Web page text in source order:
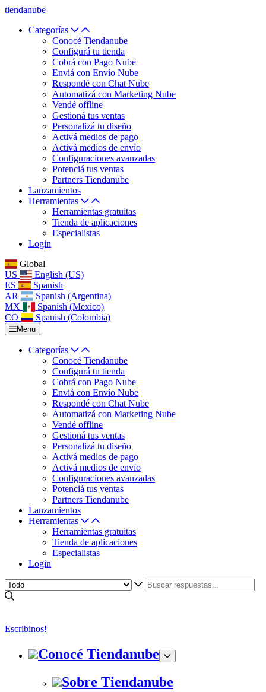
tiendanube
Categorías
Conocé Tiendanube
Configurá tu tienda
Cobrá con Pago Nube
Enviá con Envío Nube
Respondé con Chat Nube
Automatizá con Marketing Nube
Vendé offline
Gestioná tus ventas
Personalizá tu diseño
Activá medios de pago
Activá medios de envío
Configuraciones avanzadas
Potenciá tus ventas
Partners Tiendanube
Lanzamientos
Herramientas
Herramientas gratuitas
Tienda de aplicaciones
Especialistas
Login
Global
US
English (US)
ES
Spanish
AR
Spanish (Argentina)
MX
Spanish (Mexico)
CO
Spanish (Colombia)
Menu
Categorías
Conocé Tiendanube
Configurá tu tienda
Cobrá con Pago Nube
Enviá con Envío Nube
Respondé con Chat Nube
Automatizá con Marketing Nube
Vendé offline
Gestioná tus ventas
Personalizá tu diseño
Activá medios de pago
Activá medios de envío
Configuraciones avanzadas
Potenciá tus ventas
Partners Tiendanube
Lanzamientos
Herramientas
Herramientas gratuitas
Tienda de aplicaciones
Especialistas
Login
Escribinos!
Conocé Tiendanube
Sobre Tiendanube